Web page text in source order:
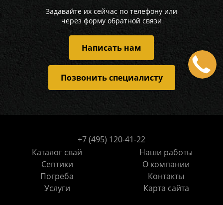
Задавайте их сейчас по телефону или
через форму обратной связи
Написать нам
Позвонить специалисту
+7 (495) 120-41-22
Каталог свай
Септики
Погреба
Услуги
Наши работы
О компании
Контакты
Карта сайта